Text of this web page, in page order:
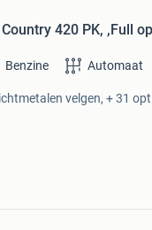
420 PK, ,Full
Benzine Automaat
velgen, + 31